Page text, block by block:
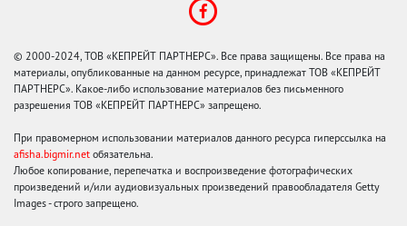
© 2000-2024, ТОВ «КЕПРЕЙТ ПАРТНЕРС». Все права защищены. Все права на
материалы, опубликованные на данном ресурсе, принадлежат ТОВ «КЕПРЕЙТ
ПАРТНЕРС». Какое-либо использование материалов без письменного
разрешения ТОВ «КЕПРЕЙТ ПАРТНЕРС» запрещено.
При правомерном использовании материалов данного ресурса гиперссылка на
afisha.bigmir.net обязательна.
Любое копирование, перепечатка и воспроизведение фотографических
произведений и/или аудиовизуальных произведений правообладателя Getty
Images - строго запрещено.